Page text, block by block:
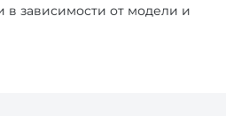
в зависимости от модели и